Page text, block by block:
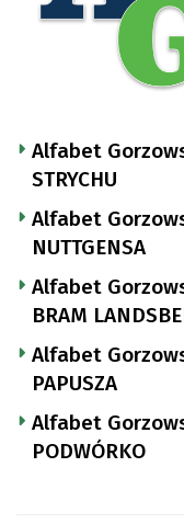
Alfabet
STRYCHU
Alfabet
NUTTGENSA
Alfabet
BRAM
Alfabet
PAPUSZA
Alfabet
PODWÓRKO